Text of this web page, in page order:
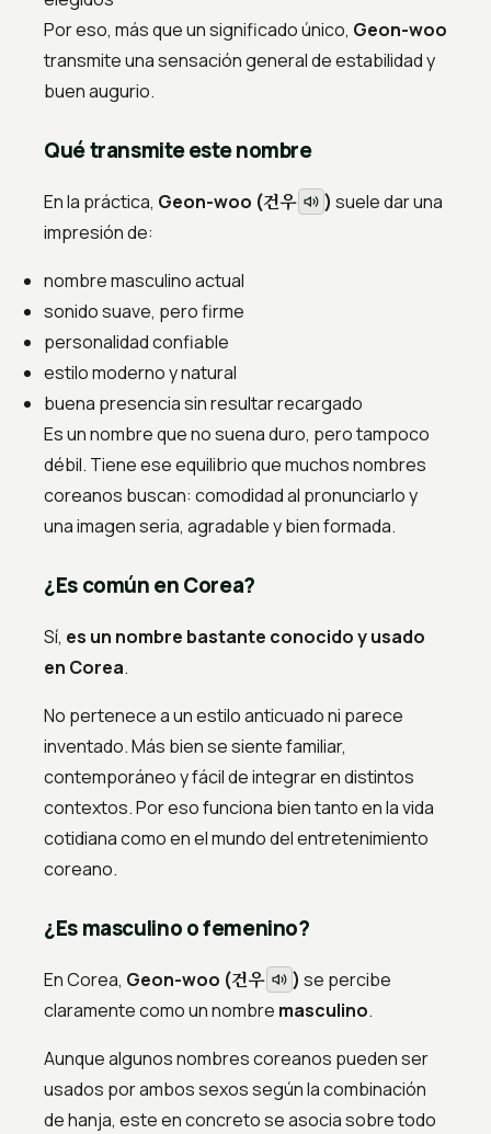
Por eso, más que un significado único, Geon-woo
transmite una sensación general de estabilidad y
buen augurio.
Qué transmite este nombre
En la práctica, Geon-woo (건우 ) suele dar una
impresión de:
nombre masculino actual
sonido suave, pero firme
personalidad confiable
estilo moderno y natural
buena presencia sin resultar recargado
Es un nombre que no suena duro, pero tampoco
débil. Tiene ese equilibrio que muchos nombres
coreanos buscan: comodidad al pronunciarlo y
una imagen seria, agradable y bien formada.
¿Es común en Corea?
Sí, es un nombre bastante conocido y usado
en Corea.
No pertenece a un estilo anticuado ni parece
inventado. Más bien se siente familiar,
contemporáneo y fácil de integrar en distintos
contextos. Por eso funciona bien tanto en la vida
cotidiana como en el mundo del entretenimiento
coreano.
¿Es masculino o femenino?
En Corea, Geon-woo (건우 ) se percibe
claramente como un nombre masculino.
Aunque algunos nombres coreanos pueden ser
usados por ambos sexos según la combinación
de hanja, este en concreto se asocia sobre todo